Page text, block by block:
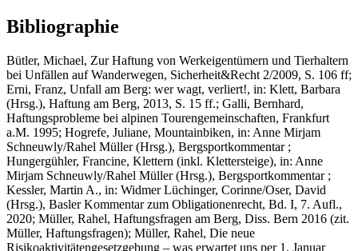
Bibliographie
Bütler, Michael, Zur Haftung von Werkeigentümern und Tierhaltern
bei Unfällen auf Wanderwegen, Sicherheit&Recht 2/2009, S. 106 ff;
Erni, Franz, Unfall am Berg: wer wagt, verliert!, in: Klett, Barbara
(Hrsg.), Haftung am Berg, 2013, S. 15 ff.; Galli, Bernhard,
Haftungsprobleme bei alpinen Tourengemeinschaften, Frankfurt
a.M. 1995; Hogrefe, Juliane, Mountainbiken, in: Anne Mirjam
Schneuwly/Rahel Müller (Hrsg.), Bergsportkommentar ;
Hungergühler, Francine, Klettern (inkl. Klettersteige), in: Anne
Mirjam Schneuwly/Rahel Müller (Hrsg.), Bergsportkommentar ;
Kessler, Martin A., in: Widmer Lüchinger, Corinne/Oser, David
(Hrsg.), Basler Kommentar zum Obligationenrecht, Bd. I, 7. Aufl.,
2020; Müller, Rahel, Haftungsfragen am Berg, Diss. Bern 2016 (zit.
Müller, Haftungsfragen); Müller, Rahel, Die neue
Risikoaktivitätengesetzgebung – was erwartet uns per 1. Januar